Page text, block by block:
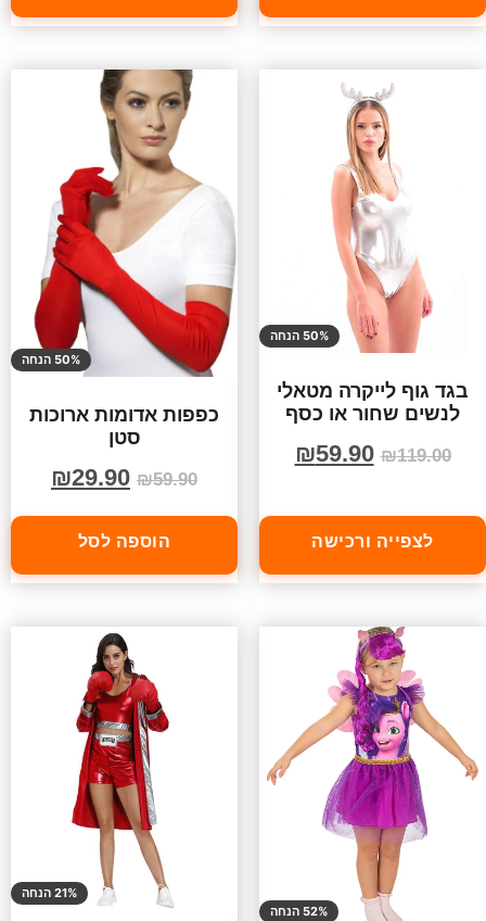
50% הנחה
בגד גוף לייקרה מטאלי
לנשים שחור או כסף
₪119.00
₪59.90
לצפייה ורכישה
50% הנחה
כפפות אדומות ארוכות
סטן
₪59.90
₪29.90
הוספה לסל
52% הנחה
21% הנחה